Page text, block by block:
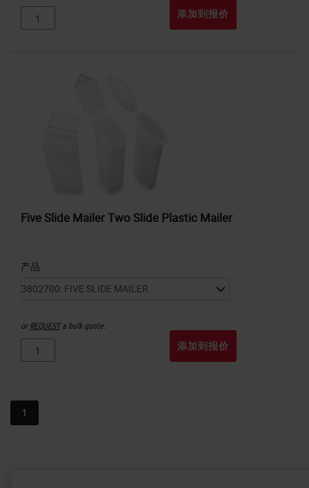
添加到报价
Five Slide Mailer Two Slide Plastic Mailer
产品
orREQUESTa bulk quote.
添加到报价
1